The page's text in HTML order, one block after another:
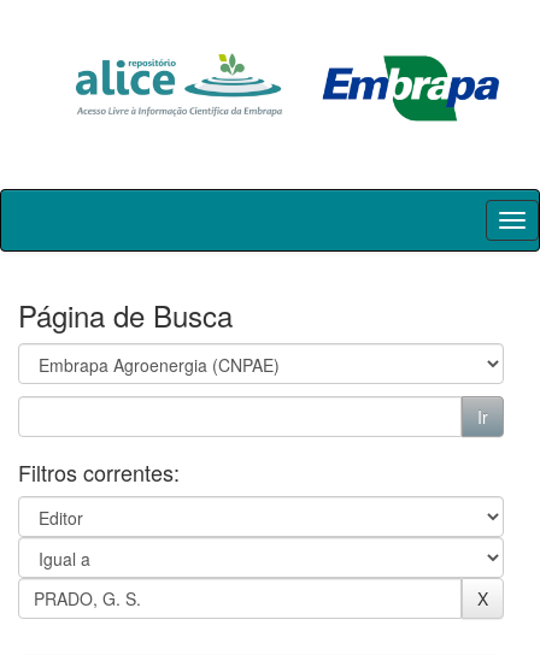
Skip
Página de Busca
Filtros correntes: